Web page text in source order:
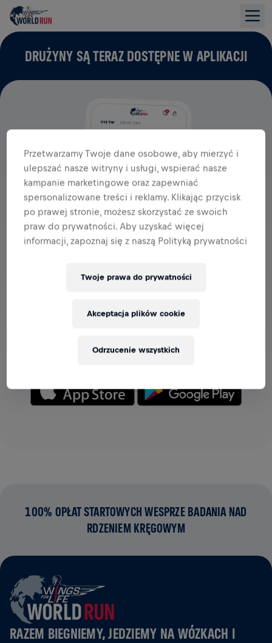
DRUŻYNY SĄ TERAZ DOSTĘPNE W APLIKACJI
śledź swoje wyniki i ciesz się razem z innymi.
100% OPŁAT STARTOWYCH WESPRZE BADANIA NAD
RDZENIEM KRĘGOWYM
RAZEM BIEGNIEMY, JEDZIEMY NA WÓZKACH I
Przetwarzamy Twoje dane osobowe, aby mierzyć i
ulepszać nasze witryny i usługi, wspierać nasze
kampanie marketingowe oraz zapewniać
spersonalizowane treści i reklamy. Klikając przycisk
po prawej stronie, możesz skorzystać ze swoich
praw do prywatności. Aby uzyskać więcej
informacji, zapoznaj się z naszą Polityką prywatności
Twoje prawa do prywatności
Odrzucenie wszystkich
Akceptacja plików cookie